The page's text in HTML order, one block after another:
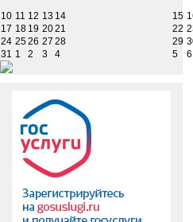
10 11 12 13 14 15
17 18 19 2021 22
24 2526 27 28 29
31 1 2 3 4 5 6